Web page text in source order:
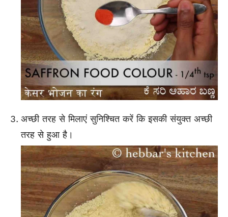
अच्छी तरह से मिलाएं सुनिश्चित करें कि इसकी संयुक्त अच्छी
तरह से हुआ है।